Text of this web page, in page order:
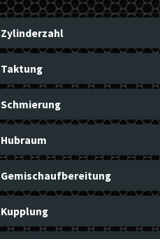
Zylinderzahl
Taktung
Schmierung
Hubraum
Gemischaufbereitung
Kupplung